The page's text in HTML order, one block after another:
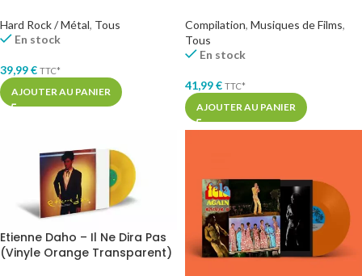
Hard Rock / Métal, Tous
En stock
39,99€ TTC*
AJOUTER AU PANIER
Compilation, Musiques de Films,
Tous
En stock
41,99€ TTC*
AJOUTER AU PANIER
Etienne Daho – Il Ne Dira Pas
(Vinyle Orange Transparent)